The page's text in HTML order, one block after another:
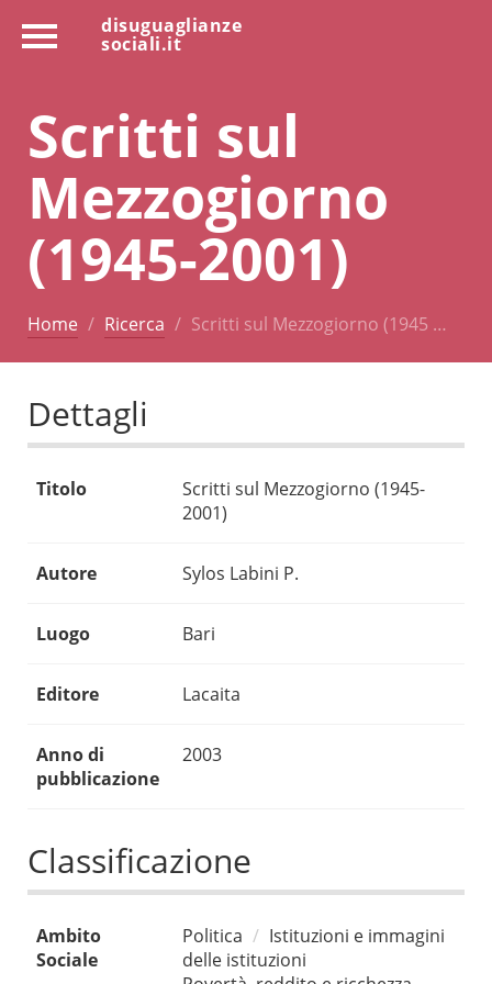
disuguaglianze
sociali.it
Scritti sul
Mezzogiorno
(1945-2001)
Home Ricerca Scritti sul Mezzogiorno (1945 …
Dettagli
Titolo
Scritti sul Mezzogiorno (1945-
2001)
Autore Sylos Labini P.
Luogo Bari
Editore Lacaita
Anno di
pubblicazione
2003
Classificazione
Ambito
Sociale
Politica
Istituzioni e immagini
delle istituzioni